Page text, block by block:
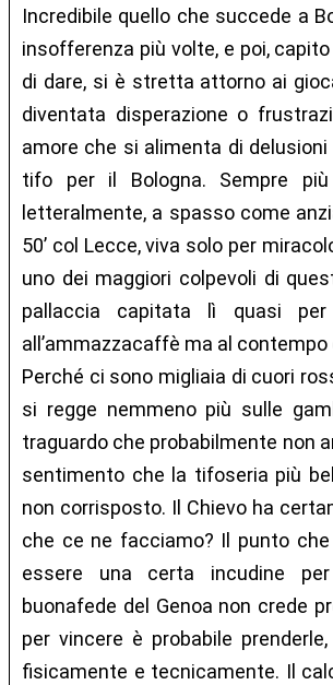
Incredibile quello che succede a
insofferenza più volte, e poi,
di dare, si è stretta attorno ai
diventata disperazione o
amore che si alimenta di
tifo per il Bologna. Sempre
letteralmente, a spasso come
50’ col Lecce, viva solo per
uno dei maggiori colpevoli di
pallaccia capitata lì quasi
all’ammazzacaffè ma al contempo
Perché ci sono migliaia di cuori
si regge nemmeno più sulle
traguardo che probabilmente non
sentimento che la tifoseria più
non corrisposto. Il Chievo ha
che ce ne facciamo? Il punto
essere una certa incudine
buonafede del Genoa non crede
per vincere è probabile
fisicamente e tecnicamente. Il